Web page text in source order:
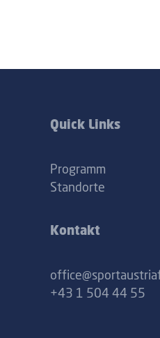
Quick Links
Programm
Standorte
Kontakt
+43 1 504 44 55